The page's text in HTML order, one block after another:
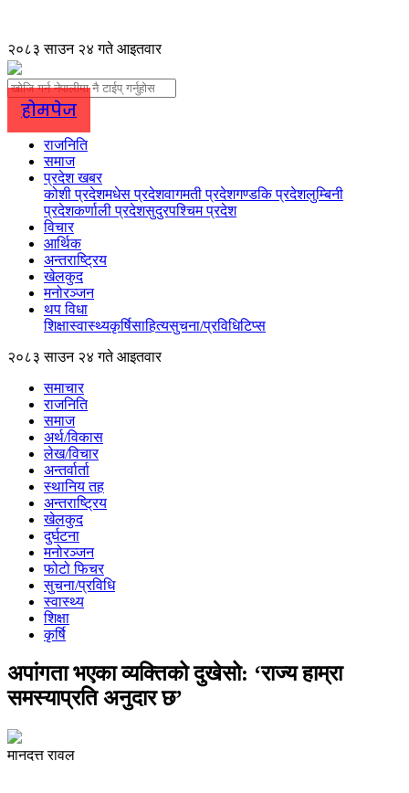
२०८३ साउन २४ गते आइतवार
होमपेज
राजनिति
समाज
प्रदेश खबर
कोशी प्रदेशमधेस प्रदेशवागमती प्रदेशगण्डकि प्रदेशलुम्बिनी
प्रदेशकर्णाली प्रदेशसुदुरपश्चिम प्रदेश
विचार
आर्थिक
अन्तराष्ट्रिय
खेलकुद
मनोरञ्जन
थप विधा
शिक्षास्वास्थ्यकृर्षिसाहित्यसुचना/प्रविधिटिप्स
२०८३ साउन २४ गते आइतवार
समाचार
राजनिति
समाज
अर्थ/विकास
लेख/विचार
अन्तर्वार्ता
स्थानिय तह
अन्तराष्ट्रिय
खेलकुद
दुर्घटना
मनोरञ्जन
फोटो फिचर
सुचना/प्रविधि
स्वास्थ्य
शिक्षा
कृर्षि
अपांगता भएका व्यक्तिको दुखेसो: ‘राज्य हाम्रा
समस्याप्रति अनुदार छ’
मानदत्त रावल